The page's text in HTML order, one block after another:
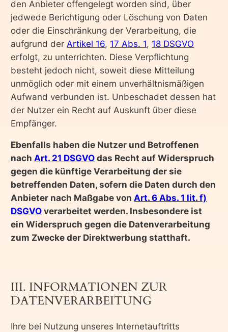
den Anbieter offengelegt worden sind, über
jedwede Berichtigung oder Löschung von Daten
oder die Einschränkung der Verarbeitung, die
aufgrund der Artikel 16, 17 Abs. 1, 18 DSGVO
erfolgt, zu unterrichten. Diese Verpflichtung
besteht jedoch nicht, soweit diese Mitteilung
unmöglich oder mit einem unverhältnismäßigen
Aufwand verbunden ist. Unbeschadet dessen hat
der Nutzer ein Recht auf Auskunft über diese
Empfänger.
Ebenfalls haben die Nutzer und Betroffenen
nachArt. 21 DSGVO das Recht auf Widerspruch
gegen die künftige Verarbeitung der sie
betreffenden Daten, sofern die Daten durch den
Anbieter nach Maßgabe vonArt. 6 Abs. 1 lit. f)
DSGVO verarbeitet werden. Insbesondere ist
ein Widerspruch gegen die Datenverarbeitung
zum Zwecke der Direktwerbung statthaft.
III. INFORMATIONEN ZUR
DATENVERARBEITUNG
Ihre bei Nutzung unseres Internetauftritts